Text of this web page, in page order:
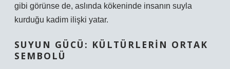
gibi görünse de, aslında kökeninde insanın suyla
kurduğu kadim ilişki yatar.
SUYUN GÜCÜ: KÜLTÜRLERIN ORTAK
SEMBOLÜ